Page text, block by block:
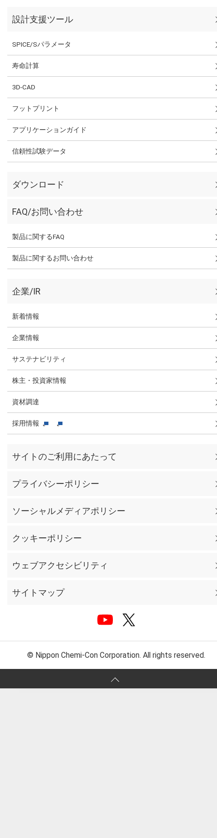
設計支援ツール
SPICE/Sパラメータ
寿命計算
3D-CAD
フットプリント
アプリケーションガイド
信頼性試験データ
ダウンロード
FAQ/お問い合わせ
製品に関するFAQ
製品に関するお問い合わせ
企業/IR
新着情報
企業情報
サステナビリティ
株主・投資家情報
資材調達
採用情報
サイトのご利用にあたって
プライバシーポリシー
ソーシャルメディアポリシー
クッキーポリシー
ウェブアクセシビリティ
サイトマップ
© Nippon Chemi-Con Corporation. All rights reserved.